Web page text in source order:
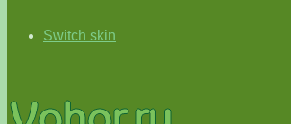
Switch skin